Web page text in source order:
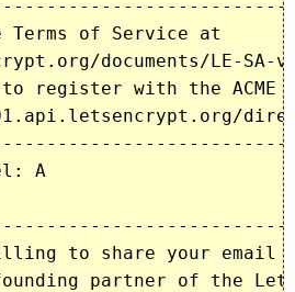
Terms of Service at
documents/LE-SA-
register with the ACME
A
to share your
partner of the